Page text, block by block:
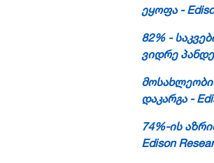
ეყოფა -
82% -
ვიდრე
დაკარგა -
74%-ის
Edison